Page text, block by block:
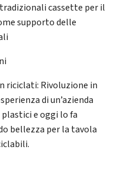
cassette per il
supporto delle
riciclati: Rivoluzione in
di un’azienda
e oggi lo fa
bellezza per la tavola